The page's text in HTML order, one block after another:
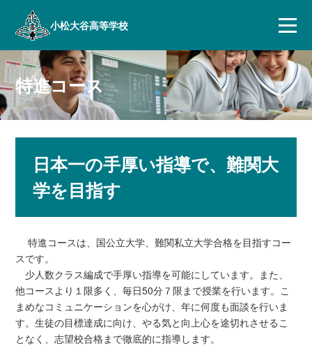
小松大谷高等学校
特進コース
日本一の手厚い指導で、難関大
学を目指す
特進コースは、国公立大学、難関私立大学合格を目指すコー
スです。
少人数クラス編成で手厚い指導を可能にしています。また、
他コースより１限多く、毎日50分７限まで授業を行います。こ
まめなコミュニケーションを心がけ、年に何度も面談を行いま
す。生徒の目標達成に向け、やる気と向上心を途切れさせるこ
となく、志望校合格まで徹底的に指導します。